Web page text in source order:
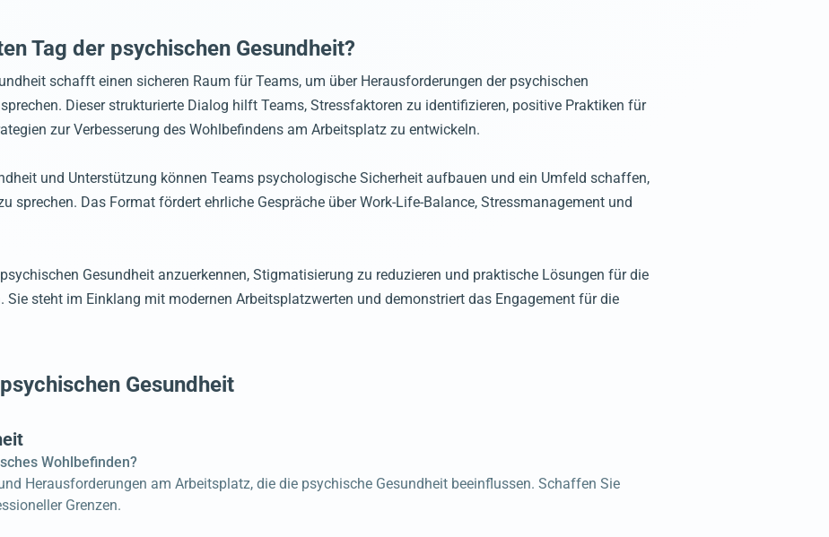
Tag der psychischen Gesundheit?
schafft einen sicheren Raum für Teams, um über Herausforderungen der psychischen
Dieser strukturierte Dialog hilft Teams, Stressfaktoren zu identifizieren, positive Praktiken für
zur Verbesserung des Wohlbefindens am Arbeitsplatz zu entwickeln.
und Unterstützung können Teams psychologische Sicherheit aufbauen und ein Umfeld schaffen,
sprechen. Das Format fördert ehrliche Gespräche über Work-Life-Balance, Stressmanagement und
Gesundheit anzuerkennen, Stigmatisierung zu reduzieren und praktische Lösungen für die
steht im Einklang mit modernen Arbeitsplatzwerten und demonstriert das Engagement für die
Gesundheit
Wohlbefinden?
Herausforderungen am Arbeitsplatz, die die psychische Gesundheit beeinflussen. Schaffen Sie
Grenzen.